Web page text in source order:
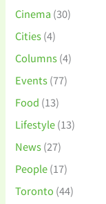
Cinema (30)
Cities(4)
Columns(4)
Events(77)
Food (13)
Lifestyle(13)
News(27)
People(17)
Toronto (44)